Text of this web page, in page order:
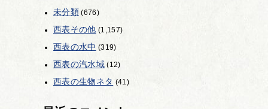
未分類(676)
西表その他 (1,157)
西表の水中 (319)
西表の汽水域(12)
西表の生物ネタ (41)